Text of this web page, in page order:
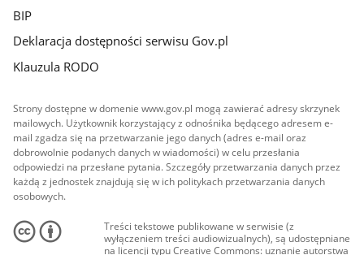
BIP
Deklaracja dostępności serwisu Gov.pl
Klauzula RODO
Strony dostępne w domenie www.gov.pl mogą zawierać adresy skrzynek
mailowych. Użytkownik korzystający z odnośnika będącego adresem e-
mail zgadza się na przetwarzanie jego danych (adres e-mail oraz
dobrowolnie podanych danych w wiadomości) w celu przesłania
odpowiedzi na przesłane pytania. Szczegóły przetwarzania danych przez
każdą z jednostek znajdują się w ich politykach przetwarzania danych
osobowych.
Treści tekstowe publikowane w serwisie (z
wyłączeniem treści audiowizualnych), są udostępniane
na licencji typu Creative Commons: uznanie autorstwa